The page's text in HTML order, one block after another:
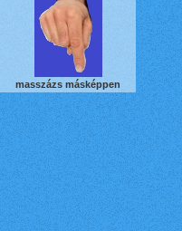
masszázs másképpen